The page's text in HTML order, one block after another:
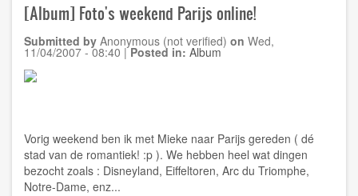
Barby
Brugge!
[Album] Foto's weekend Parijs online!
Submitted by Anonymous (not verified) on Wed,
11/04/2007 - 08:40 |Posted in: Album
Vorig weekend ben ik met Mieke naar Parijs gereden ( dé
stad van de romantiek! :p ). We hebben heel wat dingen
bezocht zoals : Disneyland, Eiffeltoren, Arc du Triomphe,
Notre-Dame, enz...